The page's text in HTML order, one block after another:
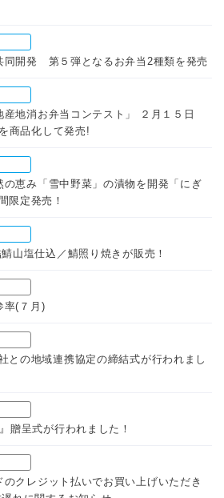
同開発 第５弾となるお弁当2種類を発売
地消お弁当コンテスト」 ２月１５日
商品化して発売!
の恵み「雪中野菜」の漬物を開発「にぎ
限定発売！
山塩仕込／鯖照り焼きが販売！
率(７月)
との地域連携協定の締結式が行われまし
贈呈式が行われました！
クレジット払いでお買い上げいただき